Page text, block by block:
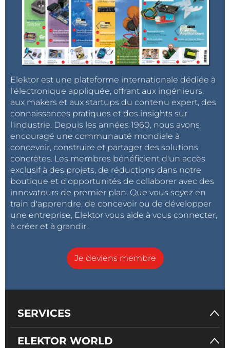
Elektor est une plateforme internationale dédiée à
l'électronique appliquée, offrant aux ingénieurs,
aux makers et aux startups du contenu expert, des
connaissances pratiques et des insights sur
l'industrie. Depuis les années 1960, nous avons
encouragé une communauté mondiale à
concevoir, construire et partager des solutions
concrètes. Les membres bénéficient d'un accès
exclusif à des projets, de réductions dans notre
boutique et d'opportunités de collaborer avec des
innovateurs de premier plan. Que vous soyez en
train d'apprendre, de concevoir ou de développer
une entreprise, Elektor vous aide à vous connecter,
à créer et à grandir.
Je deviens membre
SERVICES
ELEKTOR WORLD